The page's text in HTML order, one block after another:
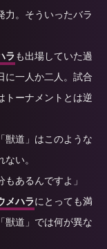
力。そういったバラ
ラ も出場していた過
に一人か二人。試合
トーナメントとは逆
獣道」はこのような
い。
あるんですよ」
メハラにとっても満
獣道」では何が異な